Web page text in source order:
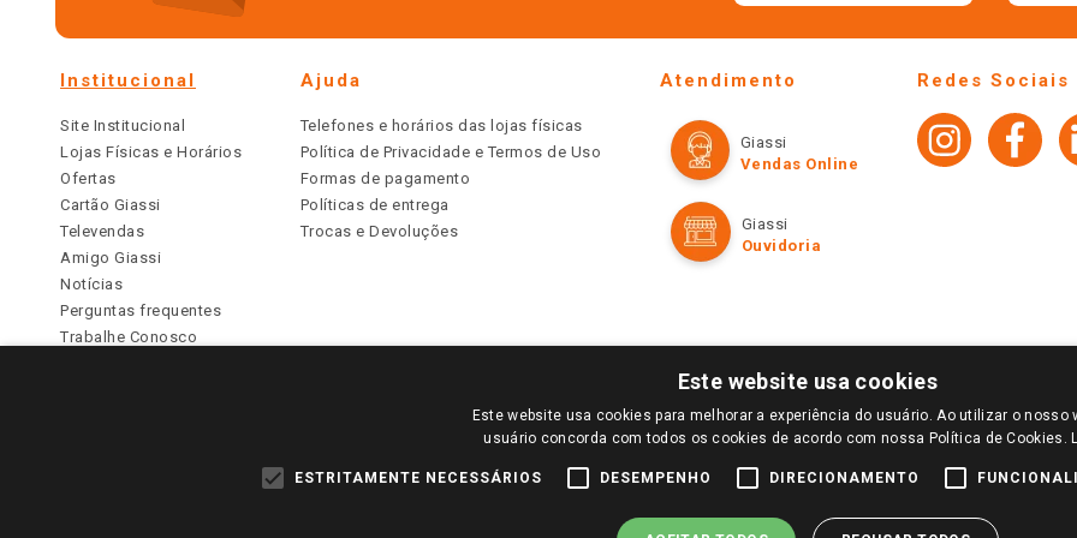
Institucional
Site Institucional
Lojas Físicas e Horários
Ofertas
Cartão Giassi
Televendas
Amigo Giassi
Notícias
Perguntas frequentes
Trabalhe Conosco
Ajuda
Telefones e horários das lojas físicas
Política de Privacidade e Termos de Uso
Formas de pagamento
Políticas de entrega
Trocas e Devoluções
Atendimento
Giassi
Vendas Online
Giassi
Ouvidoria
Redes Sociais
PARA VER OS PREÇOS DA SUA REGIÃO, FAÇA LOGIN E SELECIONE A LOJA DE SUA PREFERÊNCIA. SOMENTE APÓS O LOGIN, OS PREÇOS
TODOS OS PREÇOS E CONDIÇÕES COMERCIAIS DESTE SITE SÃO VÁLIDOS APENAS PARA COMPRAS REALIZADAS NO GIASSI.COM.BR E NA LOJA
DE BUSCAS.
Este website usa cookies
Este website usa cookies para melhorar a experiência do usuário. Ao utilizar o nosso
usuário concorda com todos os cookies de acordo com nossa Política de Cookies.
ESTRITAMENTE NECESSÁRIOS DESEMPENHO DIRECIONAMENTO